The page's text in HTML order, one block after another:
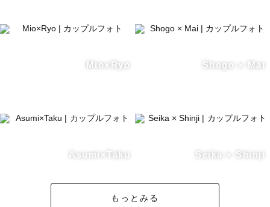
Mio×Ryo Shogo × Mai
Asumi×Taku Seika × Shinji
もっとみる